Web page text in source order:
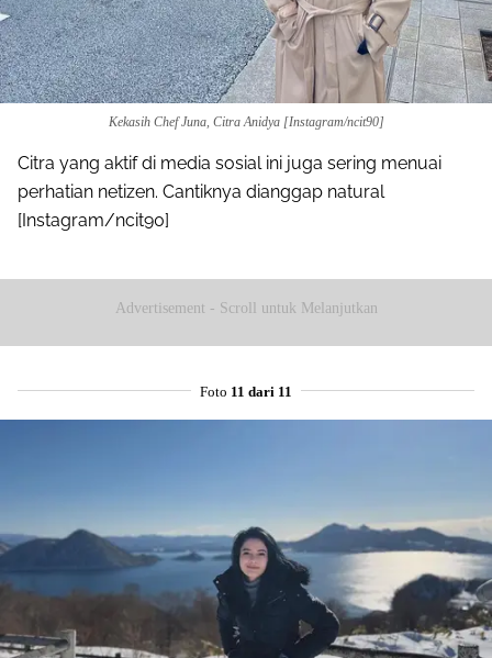
Kekasih Chef Juna, Citra Anidya [Instagram/ncit90]
Citra yang aktif di media sosial ini juga sering menuai
perhatian netizen. Cantiknya dianggap natural
[Instagram/ncit90]
Advertisement - Scroll untuk Melanjutkan
Foto 11 dari 11